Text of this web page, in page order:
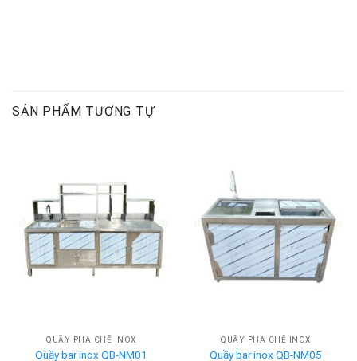
SẢN PHẨM TƯƠNG TỰ
QUẦY PHA CHẾ INOX
Quầy bar inox QB-NM01
QUẦY PHA CHẾ INOX
Quầy bar inox QB-NM05